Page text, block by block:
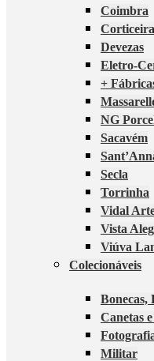
Coimbra
Corticeira
Devezas
Eletro-
+
NG
Sacavém
Secla
Torrinha
Vidal
Vista
Viúva
Colecionáveis
Bonecas,
Canetas
Militar